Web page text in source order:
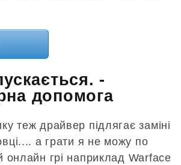
-
допомога
теж драйвер підлягає заміні
а грати я не можу по
онлайн грі наприклад Warface